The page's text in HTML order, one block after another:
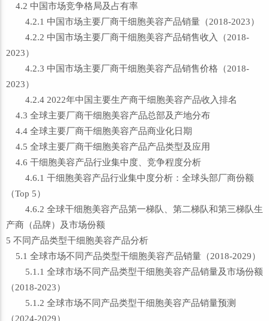
4.2 中国市场竞争格局及占有率
4.2.1 中国市场主要厂商干细胞美容产品销量（2018-2023）
4.2.2 中国市场主要厂商干细胞美容产品销售收入（2018-
2023）
4.2.3 中国市场主要厂商干细胞美容产品销售价格（2018-
2023）
4.2.4 2022年中国主要生产商干细胞美容产品收入排名
4.3 全球主要厂商干细胞美容产品总部及产地分布
4.4 全球主要厂商干细胞美容产品商业化日期
4.5 全球主要厂商干细胞美容产品产品类型及应用
4.6 干细胞美容产品行业集中度、竞争程度分析
4.6.1 干细胞美容产品行业集中度分析：全球头部厂商份额
（Top 5）
4.6.2 全球干细胞美容产品第一梯队、第二梯队和第三梯队生
产商（品牌）及市场份额
5 不同产品类型干细胞美容产品分析
5.1 全球市场不同产品类型干细胞美容产品销量（2018-2029）
5.1.1 全球市场不同产品类型干细胞美容产品销量及市场份额
（2018-2023）
5.1.2 全球市场不同产品类型干细胞美容产品销量预测
（2024-2029）